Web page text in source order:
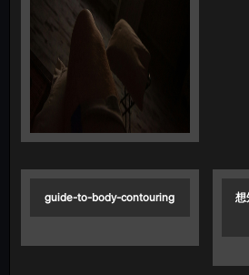
guide-to-body-contouring
想